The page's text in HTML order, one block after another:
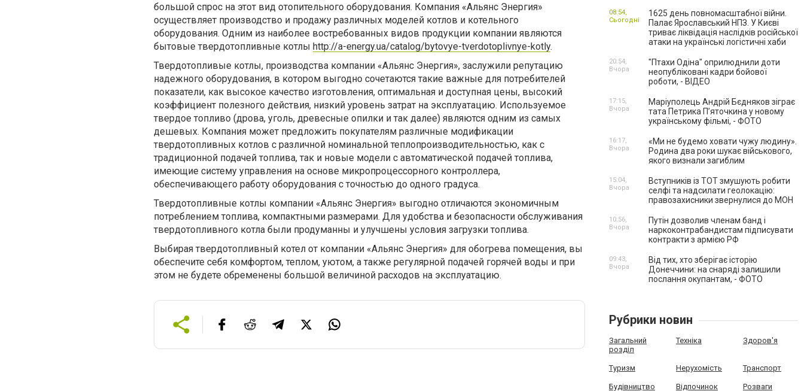
большой спрос на этот вид отопительного оборудования. Компания «Альянс Энергия»
осуществляет производство и продажу различных моделей котлов и котельного
оборудования. Одним из наиболее востребованных видов продукции компании являются
бытовые твердотопливные котлы http://a-energy.ua/catalog/bytovye-tverdotoplivnye-kotly.
Твердотопливые котлы, производства компании «Альянс Энергия», заслужили репутацию
надежного оборудования, в котором выгодно сочетаются такие важные для потребителей
показатели, как высокое качество изготовления, оптимальная и доступная цены, высокий
коэффициент полезного действия, низкий уровень затрат на эксплуатацию. Используемое
твердое топливо (дрова, уголь, древесные опилки и так далее) являются одним из самых
дешевых. Компания может предложить покупателям различные модификации
твердотопливных котлов с различной номинальной теплопроизводительностью, как с
традиционной подачей топлива, так и новые модели с автоматической подачей топлива,
имеющие систему управления на основе микропроцессорного контроллера,
обеспечивающего работу оборудования с точностью до одного градуса.
Твердотопливные котлы компании «Альянс Энергия» выгодно отличаются экономичным
потреблением топлива, компактными размерами. Для удобства и безопасности обслуживания
твердотопливного котла были продуманны и улучшены условия загрузки топлива.
Выбирая твердотопливный котел от компании «Альянс Энергия» для обогрева помещения, вы
обеспечите себя комфортом, теплом, уютом, а также регулярной подачей горячей воды и при
этом не будете обременены большой величиной расходов на эксплуатацию.
1625 день повномасштабної війни.
Палає Ярославський НПЗ. У Києві
триває ліквідація наслідків російської
атаки на українські логістичні хаби
08:54,
Сьогодні
"Птахи Одіна" оприлюднили доти
неопубліковані кадри бойової
роботи, - ВІДЕО
20:54,
Вчора
Маріуполець Андрій Бєдняков зіграє
тата Петрика П’яточкина у новому
українському фільмі, - ФОТО
17:15,
Вчора
«Ми не будемо ховати чужу людину».
Родина два роки шукає військового,
якого визнали загиблим
16:17,
Вчора
Вступників із ТОТ змушують робити
селфі та надсилати геолокацію:
правозахисники звернулися до МОН
15:04,
Вчора
Путін дозволив членам банд і
наркоконтрабандистам підписувати
контракти з армією РФ
10:56,
Вчора
Від тих, хто зберігає історію
Донеччини: на снаряді залишили
послання окупантам, - ФОТО
09:43,
Вчора
Рубрики новин
Загальний
розділ
Техніка Здоров'я
Туризм Нерухомість Транспорт
Будівництво Відпочинок Розваги